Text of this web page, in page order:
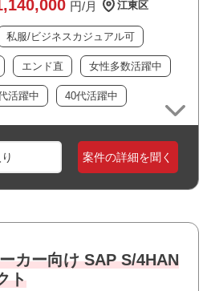
円/月 江東区
私服/ビジネスカジュアル可
エンド直 女性多数活躍中
活躍中 40代活躍中
躍しています
歓迎！
活躍しています
案件の詳細を聞く
カー向け SAP S/4HAN
ト
ベル
ト
す
能です
案件です
ゲーム
るアプリケーション導入プロジェ